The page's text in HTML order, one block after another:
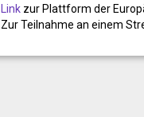
Link zur Plattform der
Zur Teilnahme an einem